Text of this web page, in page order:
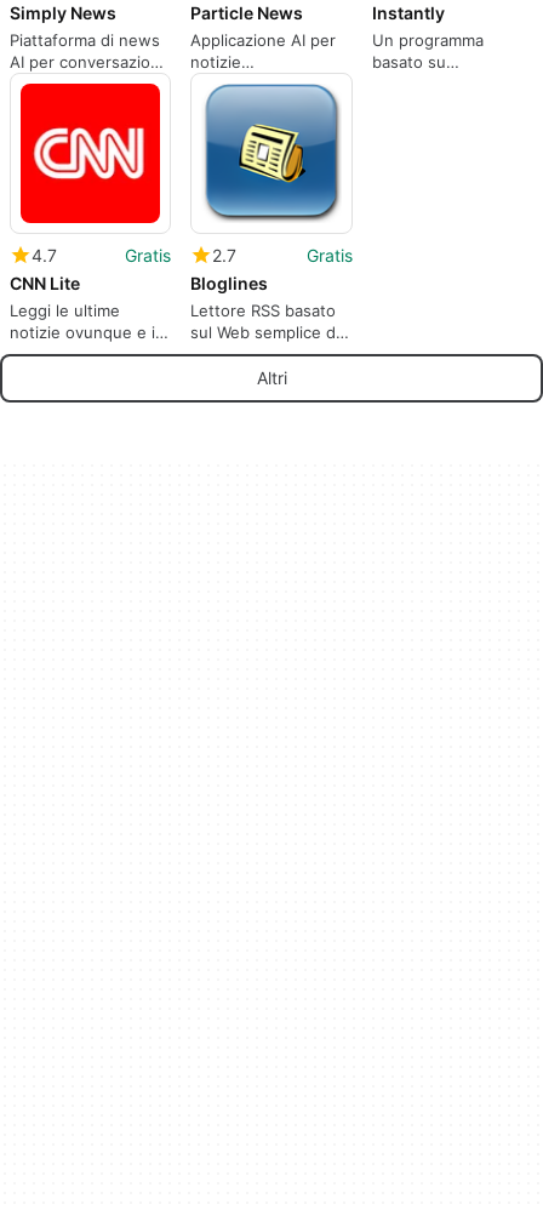
Simply News
Piattaforma di news
AI per conversazioni
coinvolgenti
Particle News
Applicazione AI per
notizie
personalizzate
Instantly
Un programma
basato su
4.7
Gratis
CNN Lite
Leggi le ultime
notizie ovunque e in
qualsiasi momento.
2.7
Gratis
Bloglines
Lettore RSS basato
sul Web semplice da
usare
Altri